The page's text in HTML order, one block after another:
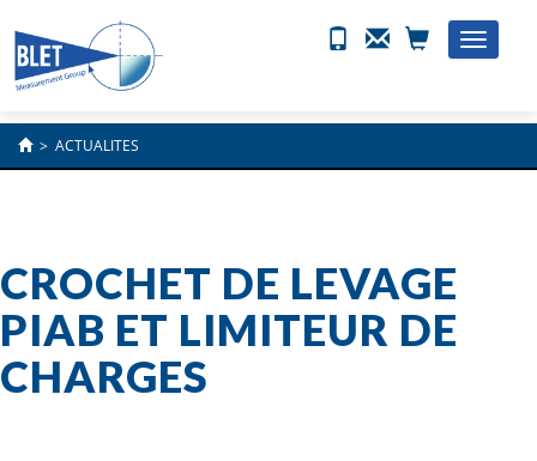
Toggle
> ACTUALITES
CROCHET DE LEVAGE
PIAB ET LIMITEUR DE
CHARGES